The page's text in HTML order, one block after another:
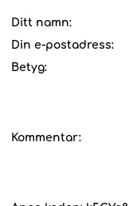
Ditt namn:
Din e-postadress:
Betyg:
Kommentar: